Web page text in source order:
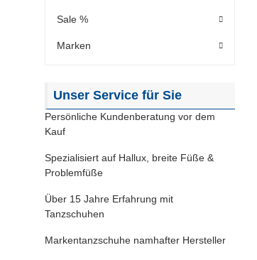
Sale %
Marken
Unser Service für Sie
Persönliche Kundenberatung vor dem
Kauf
Spezialisiert auf Hallux, breite Füße &
Problemfüße
Über 15 Jahre Erfahrung mit
Tanzschuhen
Markentanzschuhe namhafter Hersteller